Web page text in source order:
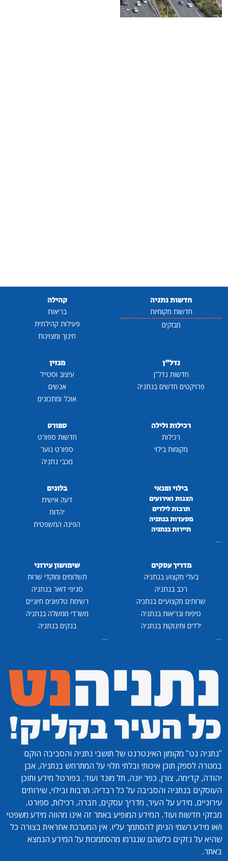
חדשות נתניה
חדשות מקומיות
מבזקים
קהילה
בריאות
פעילות קהילתית
חינוך ומצוינות
נדל"ן
חדשות נדל"ן
פרויקטים חדשים בנתניה
מגזין
עיצוב וסטייל
אנשים
אוכל ומתכונים
רכילות ולילה
רכילות
מקומות בילוי
ספורט
חדשות ספורט
ספורט נוער
מכבי נתניה
בילוי ופנאי
הצגות ואירועים
תרבות לילדים
מסעדות בנתניה
תיירות בנתניה
...
בלוגים
דעה אישית
יהדות
הפינה המשפטית
מדריך עסקים
בעלי מקצוע בנתניה
רכב בנתניה
שרותים מקצועיים בנתניה
טיפוח ובריאות בנתניה
ילדים ותינוקות בנתניה
...
שימושון עירוני
תשלומים ומוקדי שרות
סניפי דואר בנתניה
רשימת טלפונים חיוניים
משרדי ממשלה בנתניה
בנקים בנתניה
...
"נתניה נט" מקומון האינטרנט של תושבי נתניה והסביבה הוקם
במטרה לספק תוכן איכותי ובלתי תלוי על המתרחש בנתניה, אבן
יהודה, קדימה, צורן, כפר יונה, תל מונד ועוד. בפורטל מידע ותוכן
העוסקים בנתניה והסביבה על כל רבדיה: תרבות ובילוי, שירותים
עירוניים, מידע על העיר, מדריך עסקים, חברה, רכילות, ספורט,
מבזקי חדשות ועוד. המידע המופיע באתר זה אינו מהווה מידע משפטי
ו/או מידע רשמי הניתן להסתמך עליו. אין המערכת אחראית בצורה כל
שהיא על נזקים כלשהם שנגרמו מהסתמכות על המידע הנמצא
באתר.